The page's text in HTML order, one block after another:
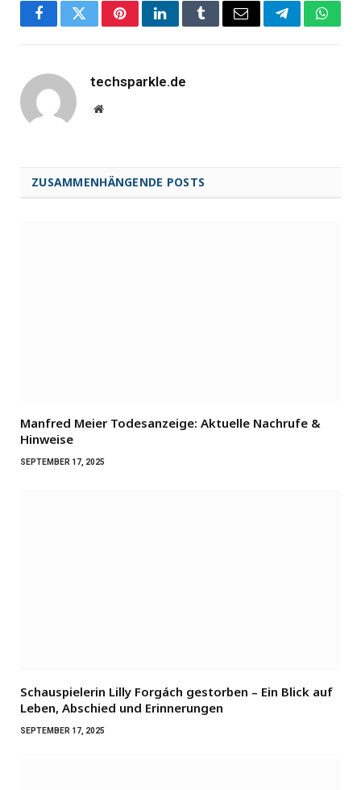
FacebookTwitterPinterestLinkedInTumblrEmail Telegram
techsparkle.de
Website
ZUSAMMENHÄNGENDE POSTS
Manfred Meier Todesanzeige: Aktuelle Nachrufe &
Hinweise
SEPTEMBER 17, 2025
Schauspielerin Lilly Forgách gestorben – Ein Blick auf
Leben, Abschied und Erinnerungen
SEPTEMBER 17, 2025